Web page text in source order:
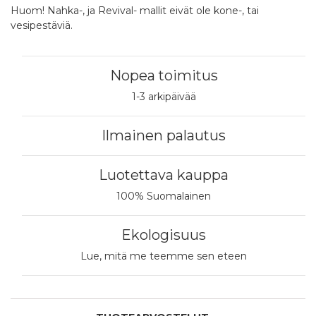
Huom! Nahka-, ja Revival- mallit eivät ole kone-, tai
vesipestäviä.
Nopea toimitus
1-3 arkipäivää
Ilmainen palautus
Luotettava kauppa
100% Suomalainen
Ekologisuus
Lue, mitä me teemme sen eteen